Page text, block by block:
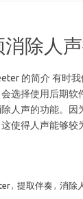
除人
的简介 有时
选择使用后期软
除人声的功能。因
这使得人声能够
, 提取伴奏 , 消除